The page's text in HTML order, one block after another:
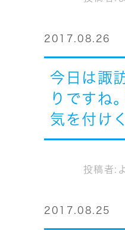
2017.08.26
今日は諏
りですね
気を付け
投稿者:
2017.08.25